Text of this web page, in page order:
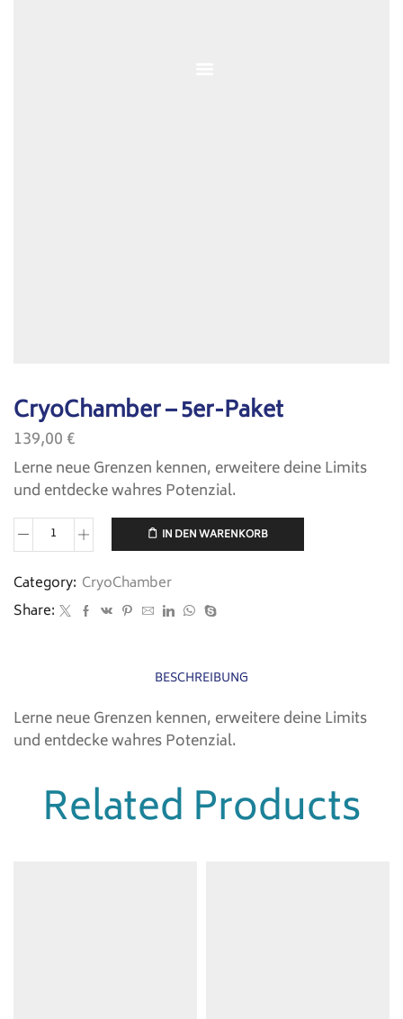
CryoChamber – 5er-Paket
139,00€
Lerne neue Grenzen kennen, erweitere deine Limits
und entdecke wahres Potenzial.
IN DEN WARENKORB
Category: CryoChamber
Share:
BESCHREIBUNG
Lerne neue Grenzen kennen, erweitere deine Limits
und entdecke wahres Potenzial.
Related Products